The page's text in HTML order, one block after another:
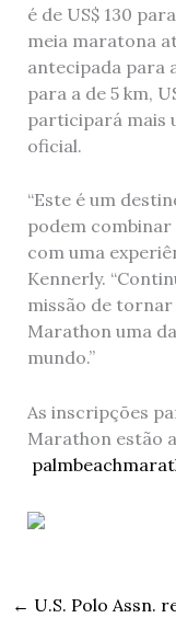
é de US$ 130
meia maratona
antecipada para
para a de 5 km,
participará mais
oficial.
“Este é um
podem combinar
com uma
Kennerly.
missão de tornar
Marathon uma
mundo.”
As inscripções
Marathon estão
← U.S. Polo Assn.